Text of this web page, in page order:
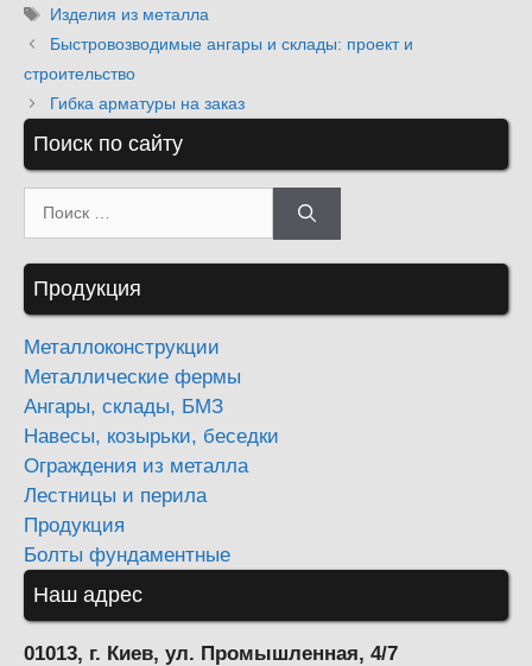
Метки
Изделия из металла
Быстровозводимые ангары и склады: проект и
строительство
Гибка арматуры на заказ
Поиск по сайту
Поиск:
Продукция
Металлоконструкции
Металлические фермы
Ангары, склады, БМЗ
Навесы, козырьки, беседки
Ограждения из металла
Лестницы и перила
Продукция
Болты фундаментные
Наш адрес
01013, г. Киев, ул. Промышленная, 4/7